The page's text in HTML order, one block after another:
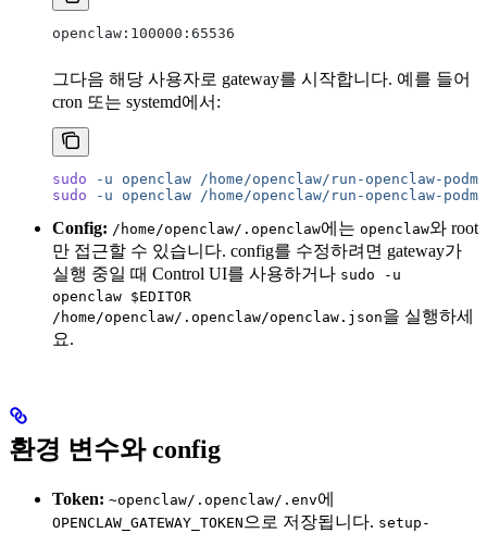
openclaw:100000:65536
그다음 해당 사용자로 gateway를 시작합니다. 예를 들어
cron 또는 systemd에서:
sudo -u openclaw /home/openclaw/run-openclaw-
sudo -u openclaw /home/openclaw/run-openclaw-
Config: /home/openclaw/.openclaw에는 openclaw와 root
만 접근할 수 있습니다. config를 수정하려면 gateway가
실행 중일 때 Control UI를 사용하거나 sudo -u
openclaw $EDITOR
/home/openclaw/.openclaw/openclaw.json을 실행하세
요.
환경 변수와 config
Token: ~openclaw/.openclaw/.env에
OPENCLAW_GATEWAY_TOKEN 으로 저장됩니다. setup-